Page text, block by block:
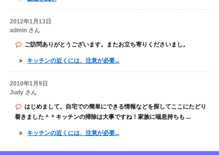
2012年1月13日
admin さん
ご訪問ありがとうございます。またお立ち寄りくださいまし。
キッチンの近くには、注意が必要...
2010年1月9日
Judy さん
はじめまして。自宅での簡単にできる情報などを探してここにたどり
着きました＾＾キッチンの掃除は大事ですね！家族に喘息持ちも ...
キッチンの近くには、注意が必要...